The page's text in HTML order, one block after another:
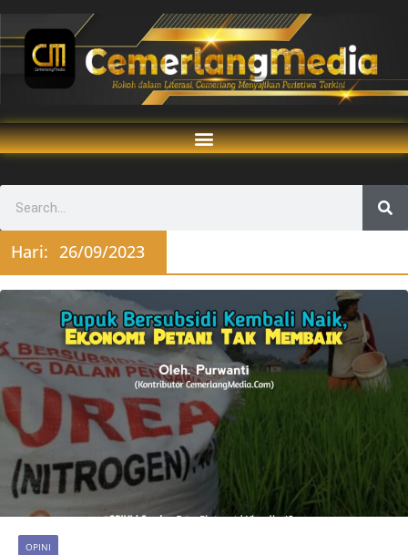
Hari: 26/09/2023
OPINI